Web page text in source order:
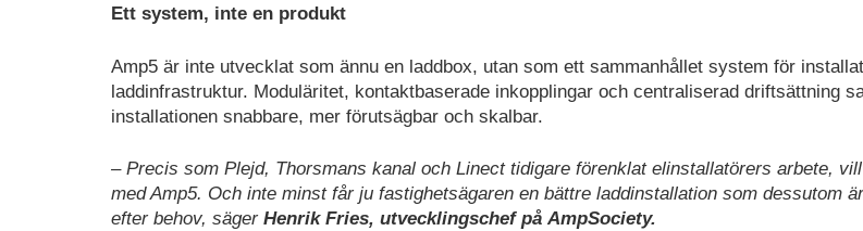
Ett system, inte en produkt
Amp5 är inte utvecklat som ännu en laddbox, utan som ett sammanhållet system för
laddinfrastruktur. Moduläritet, kontaktbaserade inkopplingar och centraliserad driftsättning
installationen snabbare, mer förutsägbar och skalbar.
– Precis som Plejd, Thorsmans kanal och Linect tidigare förenklat elinstallatörers arbete,
med Amp5. Och inte minst får ju fastighetsägaren en bättre laddinstallation som dessutom
efter behov, säger Henrik Fries, utvecklingschef på AmpSociety.